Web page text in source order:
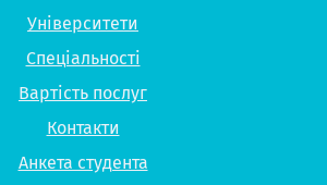
Університети
Спеціальності
Вартість послуг
Контакти
Анкета студента